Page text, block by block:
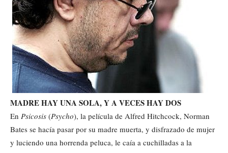
MADRE HAY UNA SOLA, Y A VECES HAY DOS
En Psicosis (Psycho), la película de Alfred Hitchcock, Norman
Bates se hacía pasar por su madre muerta, y disfrazado de mujer
y luciendo una horrenda peluca, le caía a cuchilladas a la